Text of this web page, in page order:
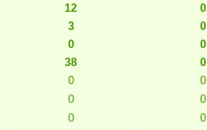
12 0
3 0
0 0
38 0
0 0
0 0
0 0